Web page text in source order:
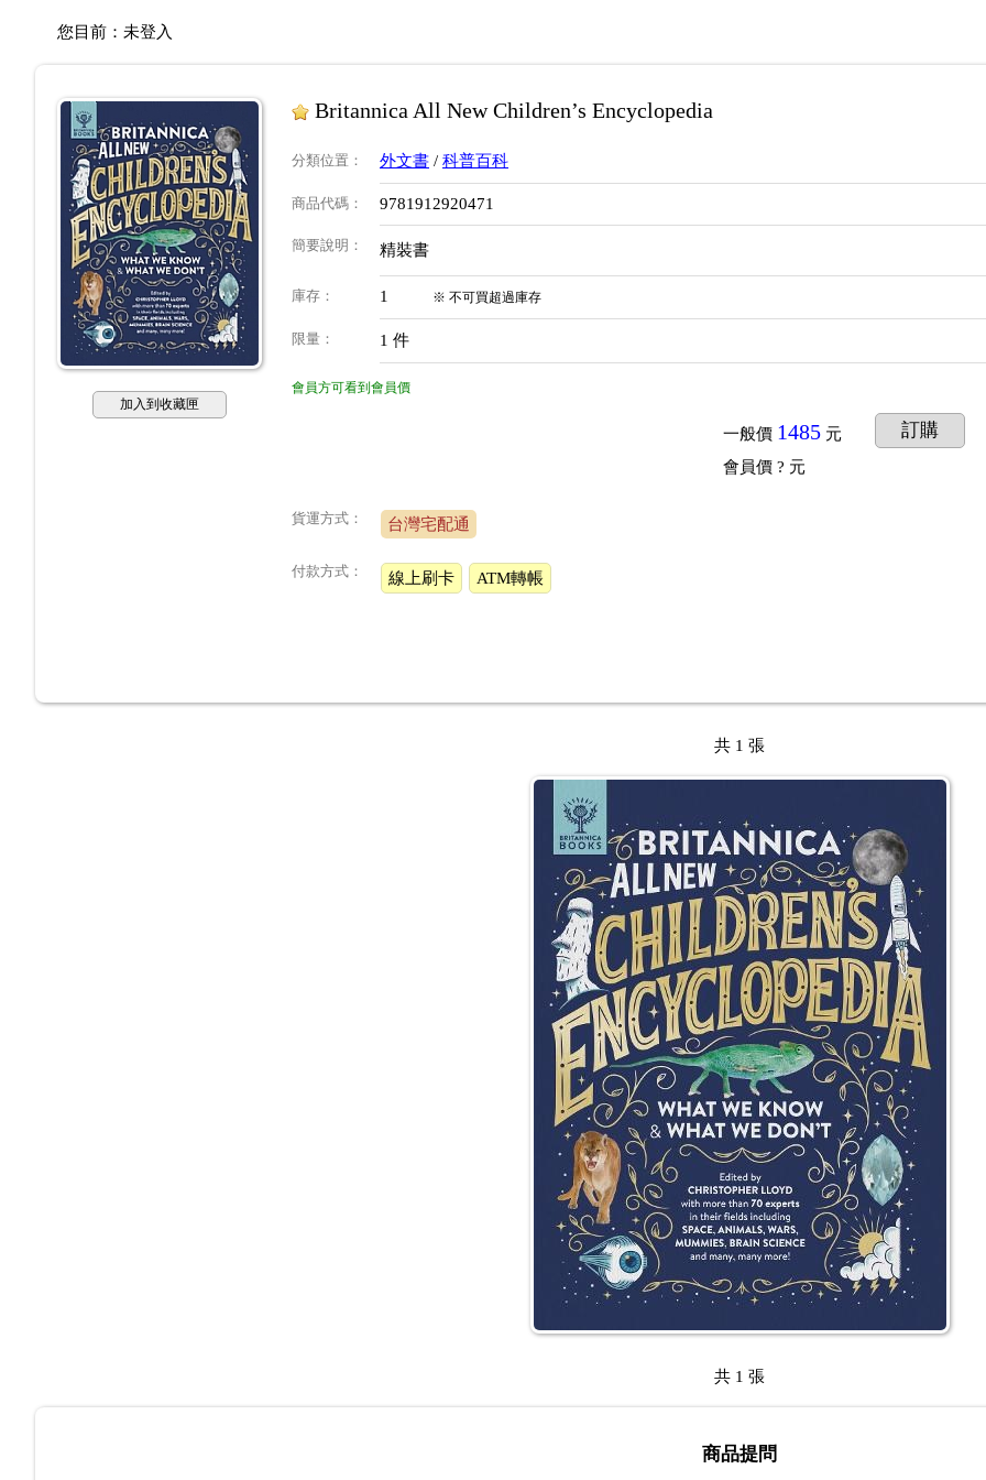
您目前： 未登入
加入到收藏匣
Britannica All New Children’s Encyclopedia
分類位置 ： 外文書 / 科普百科
商品代碼 ： 9781912920471
簡要說明 ： 精裝書
庫存 ： 1 ※ 不可買超過庫存
限量 ： 1 件
會員方可看到會員價
一般價 1485 元
會員價 ? 元
訂購
貨運方式： 台灣宅配通
付款方式： 線上刷卡 ATM轉帳
共 1 張
共 1 張
商品提問